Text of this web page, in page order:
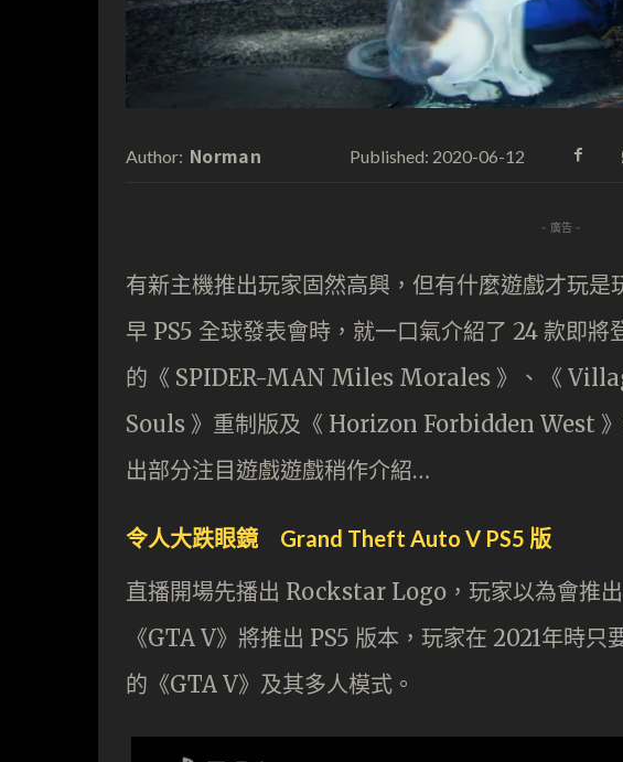
Author: Norman Published: 2020-06-12
- 廣告 -
有新主機推出玩家固然高興，但有什麼遊戲才玩
早 PS5 全球發表會時，就一口氣介紹了 24 款即
的《 SPIDER-MAN Miles Morales 》、《
Souls 》重制版及《 Horizon Forbidden West 》
出部分注目遊戲遊戲稍作介紹…
令人大跌眼鏡 Grand Theft Auto V PS5 版
直播開場先播出 Rockstar Logo，玩家以為會推
《GTA V》將推出 PS5 版本，玩家在 2021年時
的《GTA V》及其多人模式。